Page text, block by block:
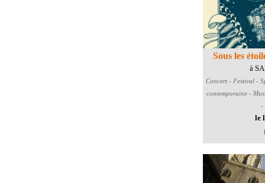
Sous les
à
Concert - Festival -
contemporaine -
-
le